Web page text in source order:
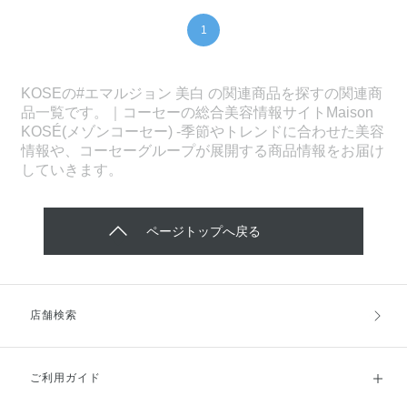
1
KOSEの#エマルジョン 美白 の関連商品を探すの関連商
品一覧です。｜コーセーの総合美容情報サイトMaison
KOSÉ(メゾンコーセー) -季節やトレンドに合わせた美容
情報や、コーセーグループが展開する商品情報をお届け
していきます。
ページトップへ戻る
店舗検索
ご利用ガイド